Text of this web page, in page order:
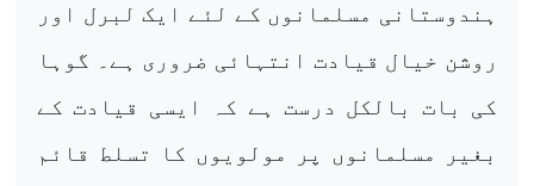
ہندوستانی مسلمانوں کے لئے ایک لبرل اور
روشن خیال قیادت انتہائی ضروری ہے۔ گوہا
کی بات بالکل درست ہے کہ ایسی قیادت کے
بغیر مسلمانوں پر مولویوں کا تسلط قائم